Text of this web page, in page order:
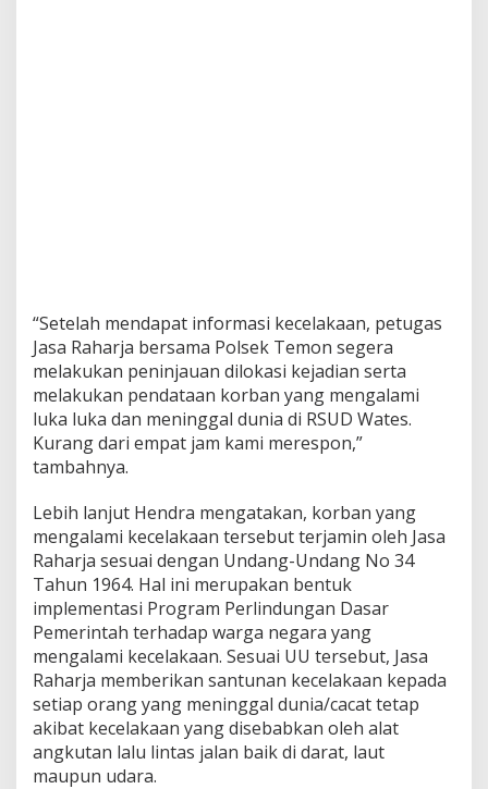
“Setelah mendapat informasi kecelakaan, petugas
Jasa Raharja bersama Polsek Temon segera
melakukan peninjauan dilokasi kejadian serta
melakukan pendataan korban yang mengalami
luka luka dan meninggal dunia di RSUD Wates.
Kurang dari empat jam kami merespon,”
tambahnya.
Lebih lanjut Hendra mengatakan, korban yang
mengalami kecelakaan tersebut terjamin oleh Jasa
Raharja sesuai dengan Undang-Undang No 34
Tahun 1964. Hal ini merupakan bentuk
implementasi Program Perlindungan Dasar
Pemerintah terhadap warga negara yang
mengalami kecelakaan. Sesuai UU tersebut, Jasa
Raharja memberikan santunan kecelakaan kepada
setiap orang yang meninggal dunia/cacat tetap
akibat kecelakaan yang disebabkan oleh alat
angkutan lalu lintas jalan baik di darat, laut
maupun udara.